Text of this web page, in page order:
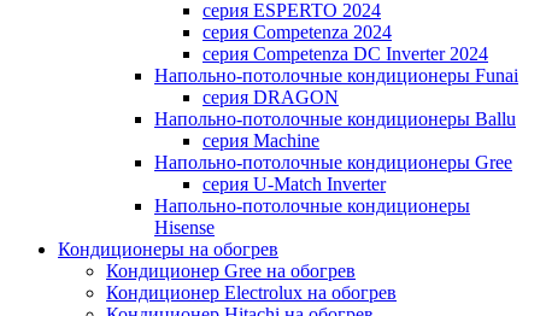
серия ESPERTO 2024
серия Competenza 2024
серия Competenza DC Inverter 2024
Напольно-потолочные кондиционеры Funai
серия DRAGON
Напольно-потолочные кондиционеры Ballu
серия Machine
Напольно-потолочные кондиционеры Gree
серия U-Match Inverter
Напольно-потолочные кондиционеры
Hisense
Кондиционеры на обогрев
Кондиционер Gree на обогрев
Кондиционер Electrolux на обогрев